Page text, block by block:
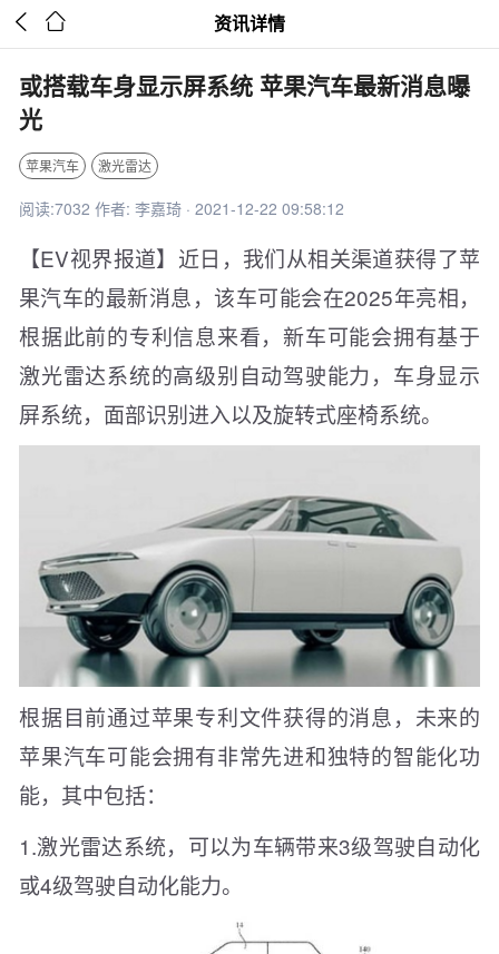
  资讯详情
或搭载车身显示屏系统 苹果汽车最新消息曝
光
苹果汽车 激光雷达
阅读:7032 作者: 李嘉琦 · 2021-12-22 09:58:12
【EV视界报道】近日，我们从相关渠道获得了苹
果汽车的最新消息，该车可能会在2025年亮相，
根据此前的专利信息来看，新车可能会拥有基于
激光雷达系统的高级别自动驾驶能力，车身显示
屏系统，面部识别进入以及旋转式座椅系统。
根据目前通过苹果专利文件获得的消息，未来的
苹果汽车可能会拥有非常先进和独特的智能化功
能，其中包括：
1.激光雷达系统，可以为车辆带来3级驾驶自动化
或4级驾驶自动化能力。